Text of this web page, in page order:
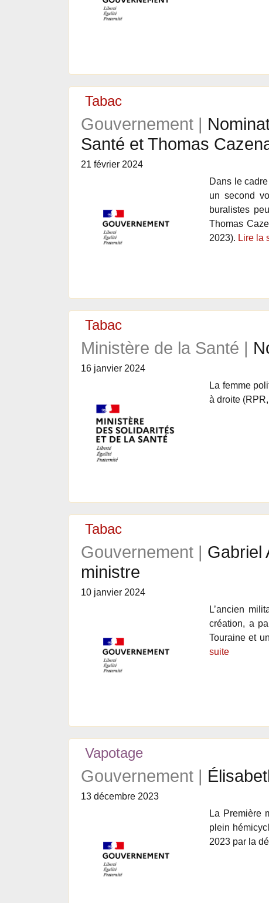
Tabac
Gouvernement |
Santé et Thomas
21 février 2024
Dans le
un second
buralistes
Thomas
2023). Lire la
Tabac
Ministère de la Santé |
16 janvier 2024
La femme
à droite
Tabac
Gouvernement | Gabriel
ministre
10 janvier 2024
L’ancien
création, a
Touraine et
suite
Vapotage
Gouvernement |
13 décembre 2023
La Première
plein
2023 par la